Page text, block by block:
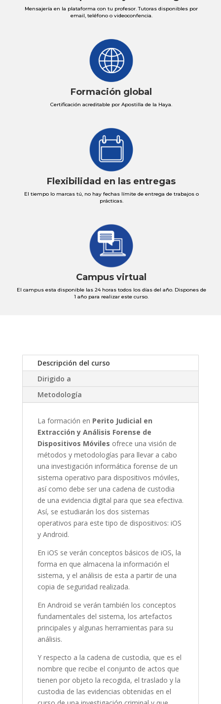
Mensajería en la plataforma con tu profesor. Tutoras disponibles por
email, teléfono o videoconfencia.
Formación global
Certificación acreditable por Apostilla de la Haya.
Flexibilidad en las entregas
El tiempo lo marcas tú, no hay fechas límite de entrega de trabajos o
prácticas.
Campus virtual
El campus esta disponible las 24 horas todos los días del año. Dispones de
1 año para realizar este curso.
Descripción del curso
Dirigido a
Metodología
La formación en Perito Judicial en
Extracción y Análisis Forense de
Dispositivos Móviles ofrece una visión de
métodos y metodologías para llevar a cabo
una investigación informática forense de un
sistema operativo para dispositivos móviles,
así como debe ser una cadena de custodia
de una evidencia digital para que sea efectiva.
Así, se estudiarán los dos sistemas
operativos para este tipo de dispositivos: iOS
y Android.
En iOS se verán conceptos básicos de iOS, la
forma en que almacena la información el
sistema, y el análisis de esta a partir de una
copia de seguridad realizada.
En Android se verán también los conceptos
fundamentales del sistema, los artefactos
principales y algunas herramientas para su
análisis.
Y respecto a la cadena de custodia, que es el
nombre que recibe el conjunto de actos que
tienen por objeto la recogida, el traslado y la
custodia de las evidencias obtenidas en el